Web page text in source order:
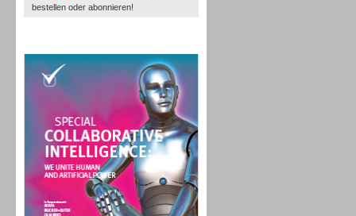
bestellen oder abonnieren!
Personal